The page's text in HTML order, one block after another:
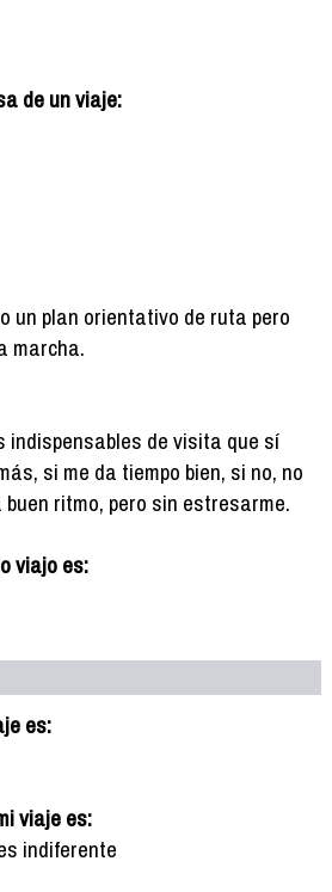
de un viaje:
un plan orientativo de ruta pero
marcha.
indispensables de visita que sí
si me da tiempo bien, si no, no
ritmo, pero sin estresarme.
viajo es:
es:
viaje es:
indiferente